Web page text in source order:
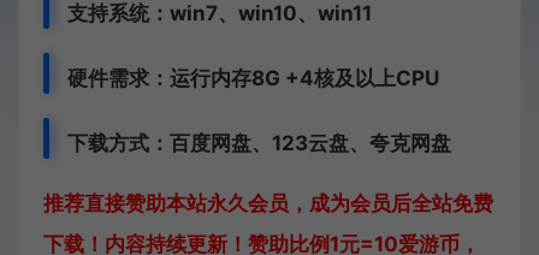
支持系统：win7、win10、win11
硬件需求：运行内存8G +4核及以上CPU
下载方式： 百度网盘、 123云盘、夸克网盘
推荐直接赞助本站永久会员，成为会员后全站免费
下载！内容持续更新！赞助比例1元=10爱游币，